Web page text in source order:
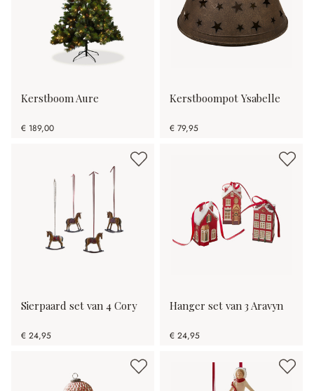
Kerstboom Aure
€ 189,00
Kerstboompot Ysabelle
€ 79,95
Sierpaard set van 4 Cory
€ 24,95
Hanger set van 3 Aravyn
€ 24,95